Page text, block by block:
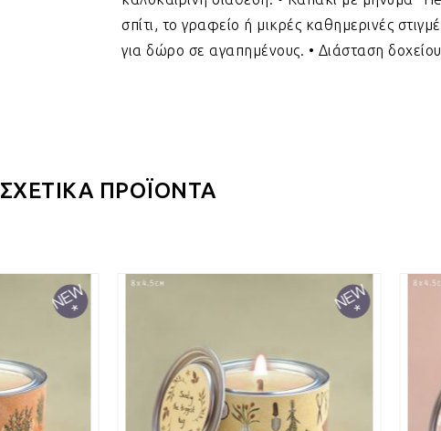
σπίτι, το γραφείο ή μικρές καθημερινές
για δώρο σε αγαπημένους. • Διάσταση
ΣΧΕΤΙΚΑ ΠΡΟΪΟΝΤΑ